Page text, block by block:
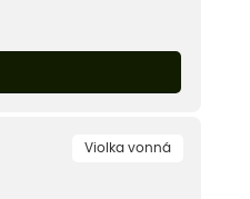
Violka vonná